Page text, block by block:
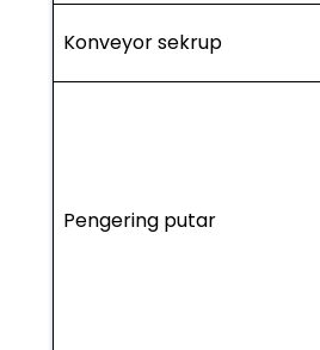
Konveyor sekrup
Pengering putar